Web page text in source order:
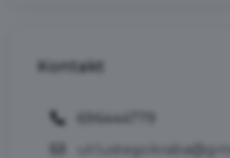
Kontakt